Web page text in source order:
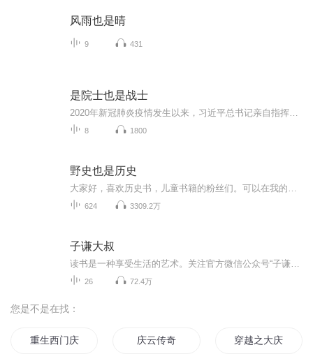
风雨也是晴
9 431
是院士也是战士
8 1800
野史也是历史
624 3309.2万
子谦大叔
26 72.4万
您是不是在找：
重生西门庆 庆云传奇 穿越之大庆帝国